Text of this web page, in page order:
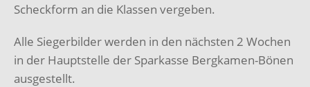
Scheckform an die Klassen vergeben.
Alle Siegerbilder werden in den nächsten 2 Wochen
in der Hauptstelle der Sparkasse Bergkamen-Bönen
ausgestellt.